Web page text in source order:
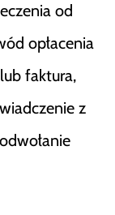
od
opłacenia
faktura,
z